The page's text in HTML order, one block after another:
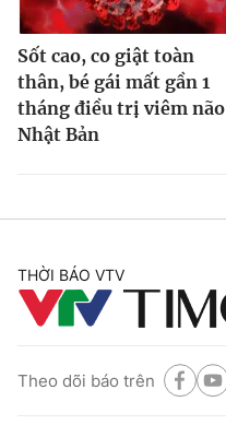
Sốt cao, co giật toàn
thân, bé gái mất gần 1
tháng điều trị viêm não
Nhật Bản
THỜI BÁO VTV
Theo dõi báo trên